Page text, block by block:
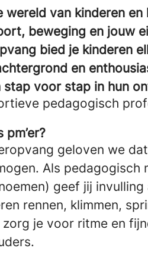
wereld van kinderen en
beweging en jouw
bied je kinderen
en
stap voor stap in hun
pedagogisch
geloven we
Als pedagogisch
geef jij
rennen, klimmen,
je voor ritme en